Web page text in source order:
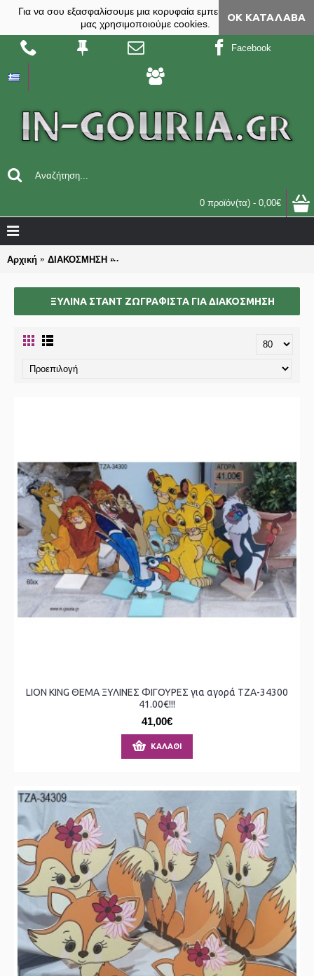
Για να σου εξασφαλίσουμε μια κορυφαία εμπειρία, στο site
μας χρησιμοποιούμε cookies.
ΟΚ ΚΑΤΆΛΑΒΑ
Facebook
0 προϊόν(τα) - 0,00€
Αρχική ΔΙΑΚΟΣΜΗΣΗ ΞΥΛΙΝΑ ΣΤΑΝΤ ΖΩΓΡΑΦΙΣΤΑ για
ΞΥΛΙΝΑ ΣΤΑΝΤ ΖΩΓΡΑΦΙΣΤΑ ΓΙΑ ΔΙΑΚΌΣΜΗΣΗ
LION KING ΘΕΜΑ ΞΥΛΙΝΕΣ ΦΙΓΟΥΡΕΣ για αγορά ΤΖΑ-34300
41.00€!!!
41,00€
ΚΑΛΆΘΙ